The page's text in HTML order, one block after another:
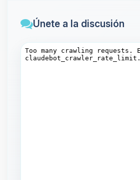
Únete a la discusión